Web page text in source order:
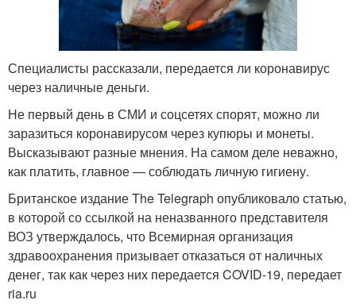
Специалисты рассказали, передается ли коронавирус
через наличные деньги.
Не первый день в СМИ и соцсетях спорят, можно ли
заразиться коронавирусом через купюры и монеты.
Высказывают разные мнения. На самом деле неважно,
как платить, главное — соблюдать личную гигиену.
Британское издание The Telegraph опубликовало статью,
в которой со ссылкой на неназванного представителя
ВОЗ утверждалось, что Всемирная организация
здравоохранения призывает отказаться от наличных
денег, так как через них передается COVID-19, передает
ria.ru